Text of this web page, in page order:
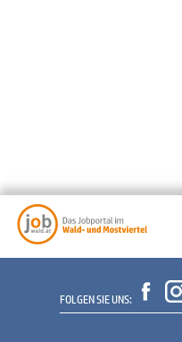
FOLGEN SIE UNS: